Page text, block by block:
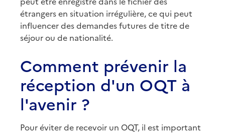
étrangers en situation irrégulière, ce qui peut
influencer des demandes futures de titre de
séjour ou de nationalité.
Comment prévenir la
réception d'un OQT à
l'avenir ?
Pour éviter de recevoir un OQT, il est important